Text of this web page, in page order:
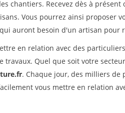
chantiers. Recevez dès à présent
Vous pourrez ainsi proposer
auront besoin d'un artisan pour
en relation avec des
travaux. Quel que soit votre
. Chaque jour, des milliers de
vous mettre en relation